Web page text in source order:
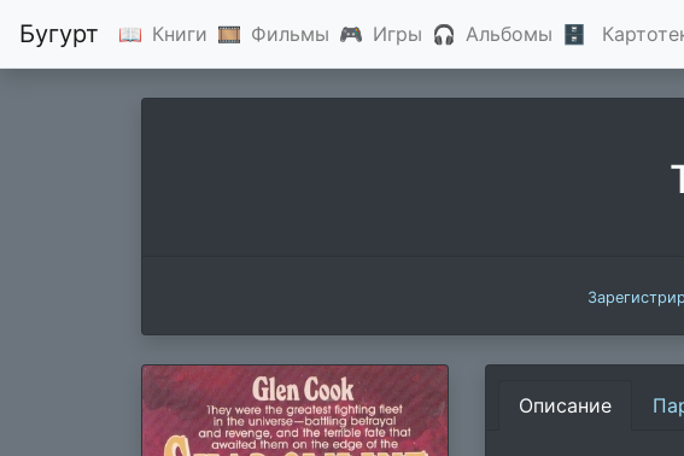
Бугурт 📖 Книги 🎞 Фильмы 🎮 Игры 🎧 Альбомы 🗄
Описание